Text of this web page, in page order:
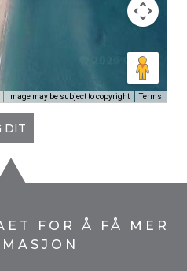
Image may be subject to copyright Terms
DIT
FOR Å FÅ MER